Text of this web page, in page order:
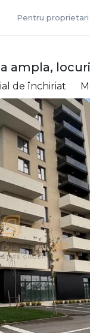
Pentru proprietari
ampla,
de închiriat